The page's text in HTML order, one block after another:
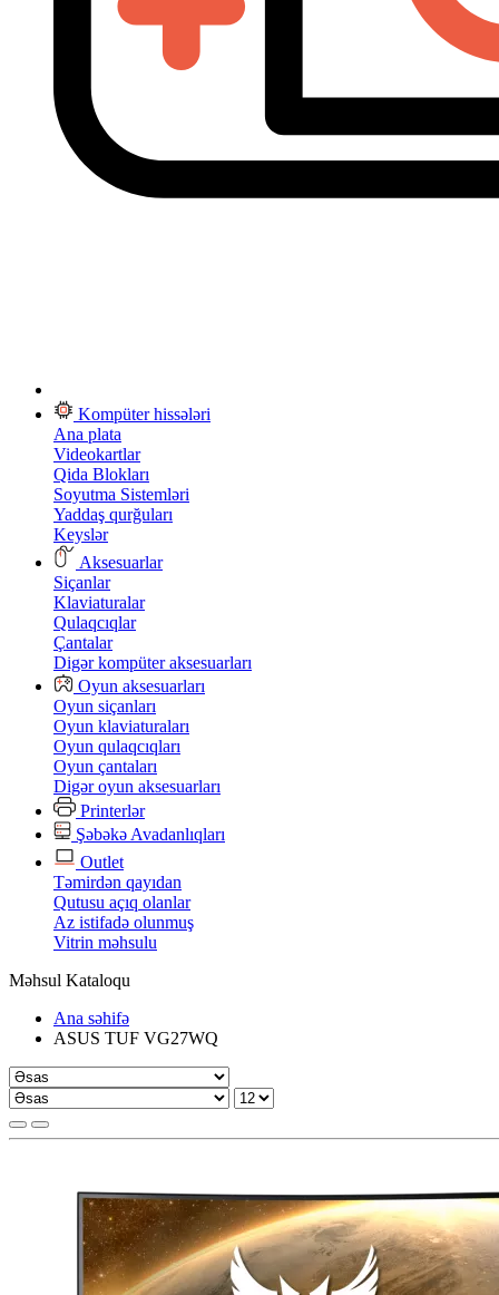
Kompüter hissələri
Ana plata
Videokartlar
Qida Blokları
Soyutma Sistemləri
Yaddaş qurğuları
Keyslər
Aksesuarlar
Siçanlar
Klaviaturalar
Qulaqcıqlar
Çantalar
Digər kompüter aksesuarları
Oyun aksesuarları
Oyun siçanları
Oyun klaviaturaları
Oyun qulaqcıqları
Oyun çantaları
Digər oyun aksesuarları
Printerlər
Şəbəkə Avadanlıqları
Outlet
Təmirdən qayıdan
Qutusu açıq olanlar
Az istifadə olunmuş
Vitrin məhsulu
Məhsul Kataloqu
Ana səhifə
ASUS TUF VG27WQ